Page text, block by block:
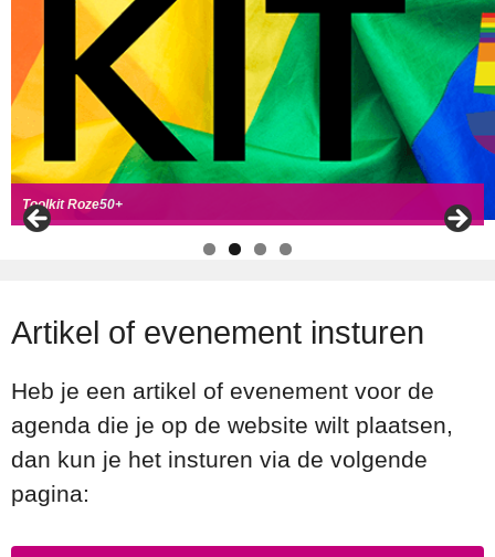
Roze50+ zoekt coll
Toolkit Roze50+
Handboek Roze Loper
Handreiking voor Roze 50+ ambassadeurs
Artikel of evenement insturen
Heb je een artikel of evenement voor de
agenda die je op de website wilt plaatsen,
dan kun je het insturen via de volgende
pagina: